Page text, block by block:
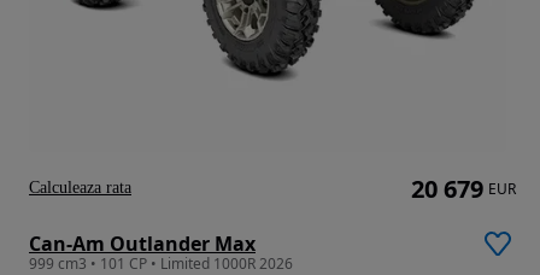
Can-Am Outlander Max
999 cm3 • 101 CP • Limited 1000R 2026
20 679 EUR
Calculeaza rata